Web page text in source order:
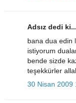
Adsız dedi ki...
bana dua edin
istiyorum
bende sizde
teşekkürler
30 Nisan 2009